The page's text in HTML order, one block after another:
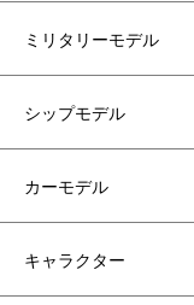
ミリタリーモデル
シップモデル
カーモデル
キャラクター